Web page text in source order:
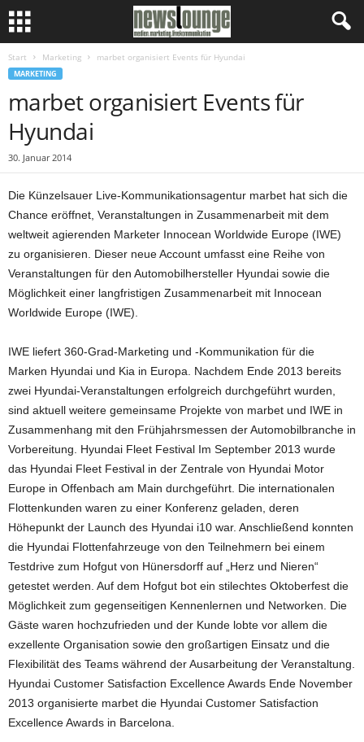
Start Marketing marbet organisiert Events für Hyundai
MARKETING
marbet organisiert Events für
Hyundai
30. Januar 2014
Die Künzelsauer Live-Kommunikationsagentur marbet hat sich die
Chance eröffnet, Veranstaltungen in Zusammenarbeit mit dem
weltweit agierenden Marketer Innocean Worldwide Europe (IWE)
zu organisieren. Dieser neue Account umfasst eine Reihe von
Veranstaltungen für den Automobilhersteller Hyundai sowie die
Möglichkeit einer langfristigen Zusammenarbeit mit Innocean
Worldwide Europe (IWE).
IWE liefert 360-Grad-Marketing und -Kommunikation für die
Marken Hyundai und Kia in Europa. Nachdem Ende 2013 bereits
zwei Hyundai-Veranstaltungen erfolgreich durchgeführt wurden,
sind aktuell weitere gemeinsame Projekte von marbet und IWE in
Zusammenhang mit den Frühjahrsmessen der Automobilbranche in
Vorbereitung. Hyundai Fleet Festival Im September 2013 wurde
das Hyundai Fleet Festival in der Zentrale von Hyundai Motor
Europe in Offenbach am Main durchgeführt. Die internationalen
Flottenkunden waren zu einer Konferenz geladen, deren
Höhepunkt der Launch des Hyundai i10 war. Anschließend konnten
die Hyundai Flottenfahrzeuge von den Teilnehmern bei einem
Testdrive zum Hofgut von Hünersdorff auf „Herz und Nieren“
getestet werden. Auf dem Hofgut bot ein stilechtes Oktoberfest die
Möglichkeit zum gegenseitigen Kennenlernen und Networken. Die
Gäste waren hochzufrieden und der Kunde lobte vor allem die
exzellente Organisation sowie den großartigen Einsatz und die
Flexibilität des Teams während der Ausarbeitung der Veranstaltung.
Hyundai Customer Satisfaction Excellence Awards Ende November
2013 organisierte marbet die Hyundai Customer Satisfaction
Excellence Awards in Barcelona.